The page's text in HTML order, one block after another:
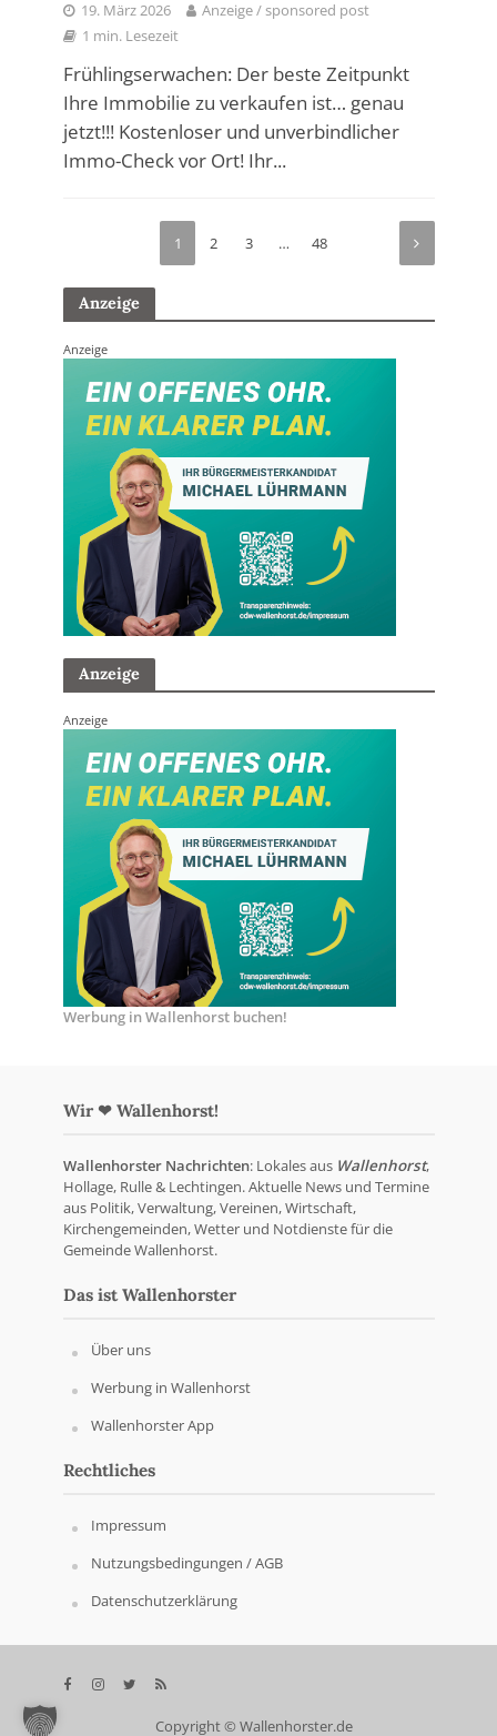
19. März 2026
Anzeige / sponsored post
1 min. Lesezeit
Frühlingserwachen: Der beste Zeitpunkt
Ihre Immobilie zu verkaufen ist… genau
jetzt!!! Kostenloser und unverbindlicher
Immo-Check vor Ort! Ihr...
1 2 3 … 48
Anzeige
Anzeige
Anzeige
Anzeige
Werbung in Wallenhorst buchen!
Wir ❤ Wallenhorst!
Wallenhorster Nachrichten: Lokales aus Wallenhorst,
Hollage, Rulle & Lechtingen. Aktuelle News und Termine
aus Politik, Verwaltung, Vereinen, Wirtschaft,
Kirchengemeinden, Wetter und Notdienste für die
Gemeinde Wallenhorst.
Das ist Wallenhorster
Über uns
Werbung in Wallenhorst
Wallenhorster App
Rechtliches
Impressum
Nutzungsbedingungen / AGB
Datenschutzerklärung
Copyright © Wallenhorster.de